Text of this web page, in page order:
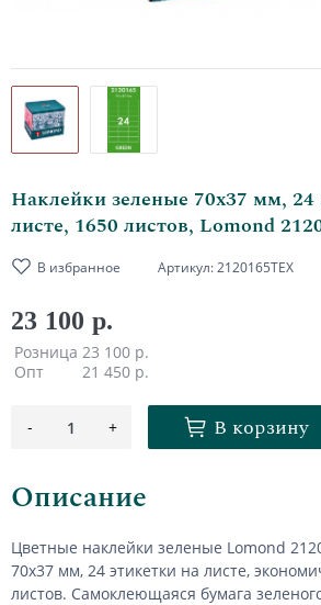
Наклейки зеленые 70х37 мм, 24
листе, 1650 листов, Lomond
В избранное Артикул:2120165ТЕХ
23 100 р.
Розница 23 100 р.
Опт
21 450 р.
- 1 + В корзину
Описание
Цветные наклейки зеленые Lomond
70х37 мм, 24 этикетки на листе,
листов. Самоклеющаяся бумага